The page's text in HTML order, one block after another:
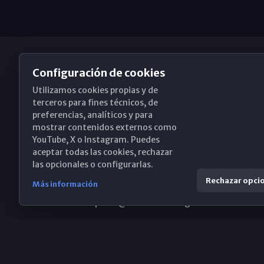
Obispado de Málaga
Santa María, 18-20. 29015 Málaga
(+34) 952 224 386
Configuración de cookies
Utilizamos cookies propias y de
terceros para fines técnicos, de
preferencias, analíticos y para
mostrar contenidos externos como
YouTube, X o Instagram. Puedes
aceptar todas las cookies, rechazar
las opcionales o configurarlas.
Más información Rechazar